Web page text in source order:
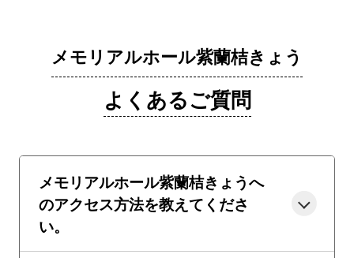
メモリアルホール紫蘭桔きょう
よくあるご質問
メモリアルホール紫蘭桔きょうへ
のアクセス方法を教えてくださ
い。